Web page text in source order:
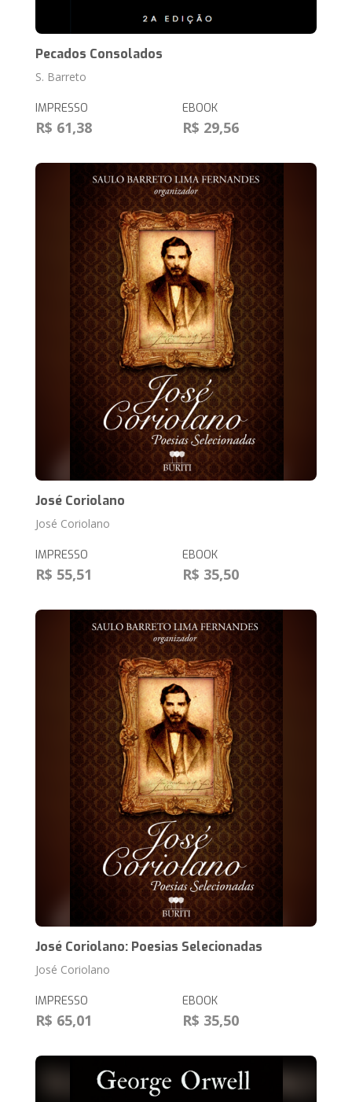
Pecados Consolados
S. Barreto
IMPRESSO
R$ 61,38
EBOOK
R$ 29,56
José Coriolano
José Coriolano
IMPRESSO
R$ 55,51
EBOOK
R$ 35,50
José Coriolano: Poesias Selecionadas
José Coriolano
IMPRESSO
R$ 65,01
EBOOK
R$ 35,50